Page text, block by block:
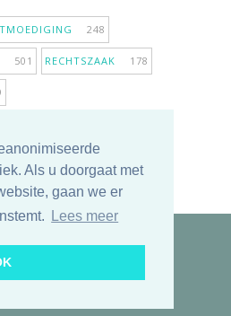
Als u doorgaat met
gaan we er
Lees meer
248
501 RECHTSZAAK 178
306 ONDERZOEK
- Rookpreventie Jeugd